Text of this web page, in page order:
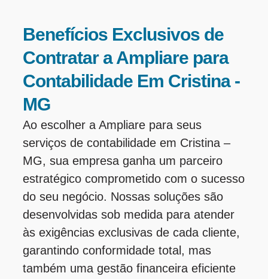
Benefícios Exclusivos de
Contratar a Ampliare para
Contabilidade Em Cristina -
MG
Ao escolher a Ampliare para seus
serviços de contabilidade em Cristina –
MG, sua empresa ganha um parceiro
estratégico comprometido com o sucesso
do seu negócio. Nossas soluções são
desenvolvidas sob medida para atender
às exigências exclusivas de cada cliente,
garantindo conformidade total, mas
também uma gestão financeira eficiente